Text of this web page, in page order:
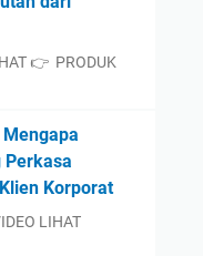
👉 PRODUK
Perkasa
Korporat
LIHAT